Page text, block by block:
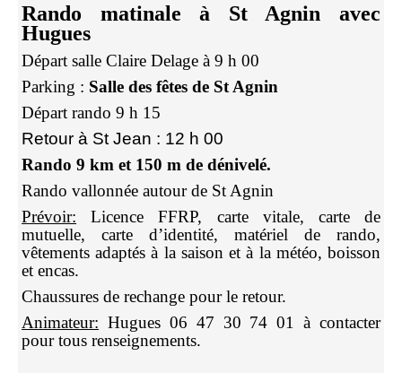
Rando matinale à St Agnin avec
Hugues
Départ salle Claire Delage à 9 h 00
Parking : Salle des fêtes de St Agnin
Départ rando 9 h 15
Retour à St Jean : 12 h 00
Rando 9 km et 150 m de dénivelé.
Rando vallonnée autour de St Agnin
Prévoir: Licence FFRP, carte vitale, carte de
mutuelle, carte d’identité, matériel de rando,
vêtements adaptés à la saison et à la météo, boisson
et encas.
Chaussures de rechange pour le retour.
Animateur: Hugues 06 47 30 74 01 à contacter
pour tous renseignements.